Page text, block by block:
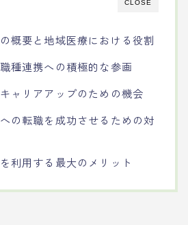
CLOSE
概要と地域医療における役割
種連携への積極的な参画
ャリアアップのための機会
の転職を成功させるための対
利用する最大のメリット